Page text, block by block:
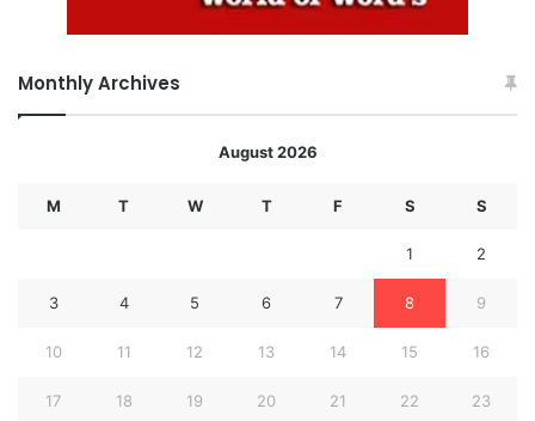
Monthly Archives
August 2026
M T W T F S S
1 2
3 4 5 6 7 8 9
10 11 12 13 14 15 16
17 18 19 20 21 22 23